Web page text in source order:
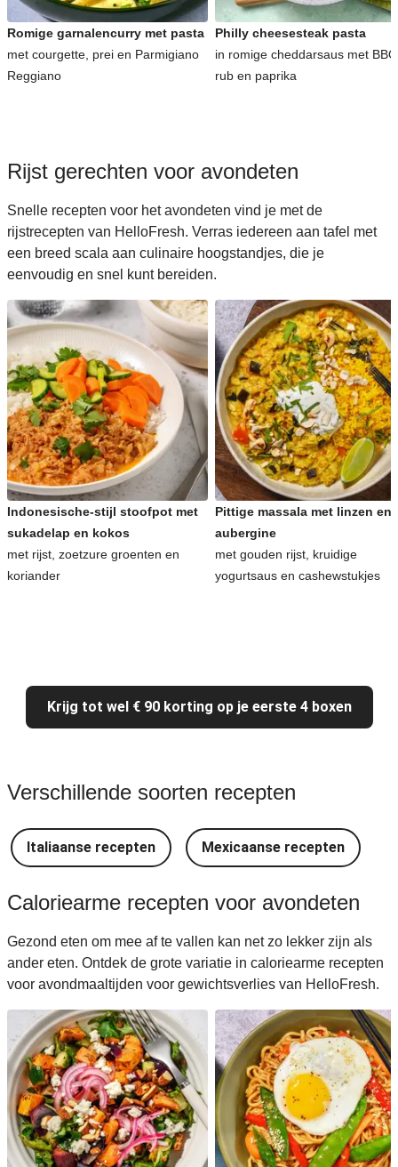
Romige garnalencurry met pasta
met courgette, prei en Parmigiano
Reggiano
Philly cheesesteak pasta
in romige cheddarsaus met
rub en paprika
Rijst gerechten voor avondeten
Snelle recepten voor het avondeten vind je met de
rijstrecepten van HelloFresh. Verras iedereen aan tafel met
een breed scala aan culinaire hoogstandjes, die je
eenvoudig en snel kunt bereiden.
Indonesische-stijl stoofpot met
sukadelap en kokos
met rijst, zoetzure groenten en
koriander
Pittige massala met linzen en
aubergine
met gouden rijst, kruidige
yogurtsaus en cashewstukjes
Krijg tot wel € 90 korting op je eerste 4 boxen
Verschillende soorten recepten
Italiaanse recepten Mexicaanse recepten
Caloriearme recepten voor avondeten
Gezond eten om mee af te vallen kan net zo lekker zijn als
ander eten. Ontdek de grote variatie in caloriearme recepten
voor avondmaaltijden voor gewichtsverlies van HelloFresh.